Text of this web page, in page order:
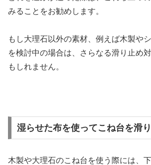
みることをお勧めします。
もし大理石以外の素材、例えば木製や
を検討中の場合は、さらなる滑り止め
もしれません。
湿らせた布を使ってこね台を滑
木製や大理石のこね台を使う際には、